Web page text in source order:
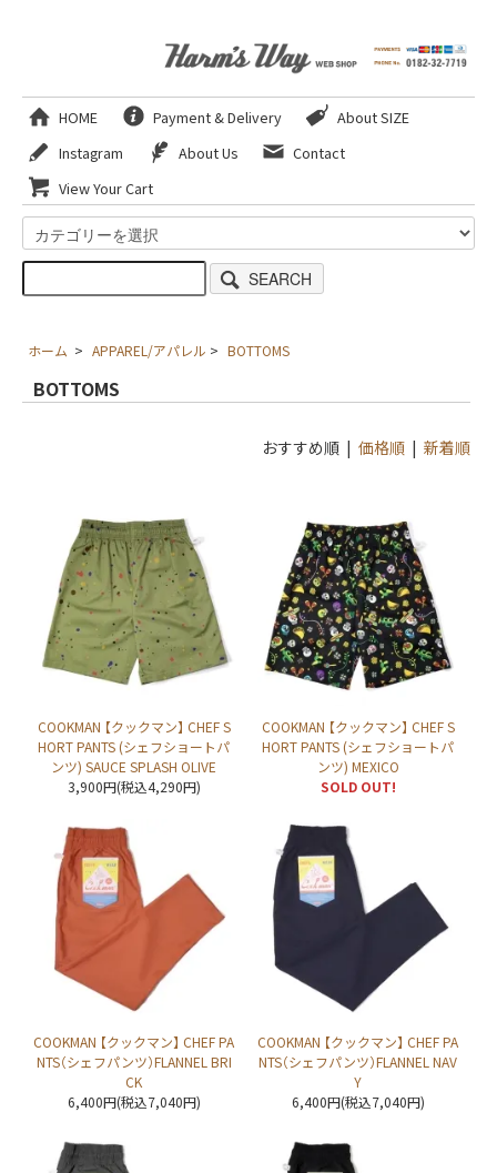
HOME Payment & Delivery
About SIZE
Instagram
About Us
Contact
View Your Cart
SEARCH
ホーム > APPAREL/アパレル > BOTTOMS
BOTTOMS
おすすめ順 | 価格順| 新着順
COOKMAN 【クックマン】 CHEF S
HORT PANTS (シェフショートパ
ンツ) SAUCE SPLASH OLIVE
3,900円(税込4,290円)
COOKMAN 【クックマン】 CHEF S
HORT PANTS (シェフショートパ
ンツ) MEXICO
SOLD OUT!
COOKMAN 【クックマン】 CHEF PA
NTS（シェフパンツ）FLANNEL BRI
CK
6,400円(税込7,040円)
COOKMAN 【クックマン】 CHEF PA
NTS（シェフパンツ）FLANNEL NAV
Y
6,400円(税込7,040円)